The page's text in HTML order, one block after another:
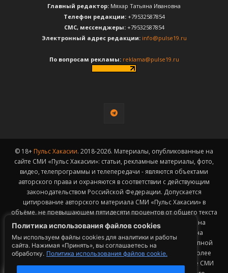
Политика использования файлов cookies
Мы используем файлы cookies для аналитики и работы
сайта. Нажимая «Принять», вы соглашаетесь на
обработку. Политика использования файлов cookie.
Главный редактор: Мяхар Татьяна Ивановна
Телефон редакции:+79532587854
CМС, мессенджеры:+79532587854
Электронный адрес редакции: info@pulse19.ru
По вопросам рекламы: reklama@pulse19.ru
© 18+ Пульс Хакасии. 2018-2026. Материалы, опубликованные на
сайте СМИ «Пульс Хакасии»: статьи, рекламные материалы, фото,
видео, телепрограммы и телепередачи - являются объектами
авторского права и охраняются в соответствии с действующим
законодательством Российской Федерации. Допускается
цитирование авторского материала СМИ «Пульс Хакасии» в
объёме, не превышающем пятидесяти процентов от общего текста
публикации с обязательным размещением гиперссылки на
страницу заимствования материала. Гиперссылка должна
размещаться в тексте цитируемого материала и быть доступной
для индексации поисковыми системами. Заимствование более
50% общего объема материала, опубликованного на сайте СМИ